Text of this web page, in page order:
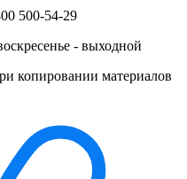
500-54-29
- выходной
копировании материалов